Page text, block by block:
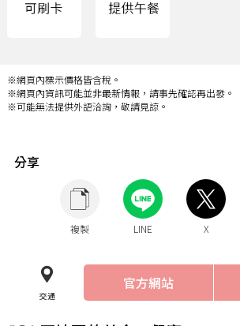
※網頁內標示價格皆含稅。
※網頁內資訊可能並非最新情報，請事先確認再出發。
※可能無法提供外語洽詢，敬請見諒。
分享
複製 LINE X
交通
官方網站